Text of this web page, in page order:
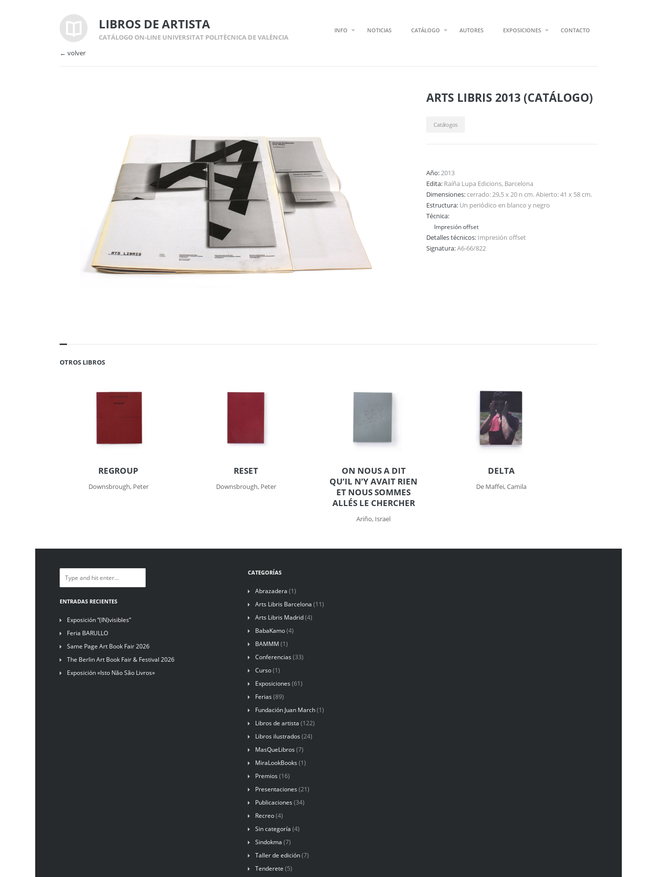
LIBROS DE ARTISTA
CATÁLOGO ON-LINE UNIVERSITAT POLITÈCNICA DE VALÈNCIA
INFO NOTICIAS CATÁLOGO AUTORES EXPOSICIONES CONTACTO
← volver
ARTS LIBRIS 2013 (CATÁLOGO)
Catálogos
Año:2013
Edita: Raíña Lupa Edicions, Barcelona
Dimensiones:cerrado: 29,5 x 20 n cm. Abierto: 41 x 58 cm.
Estructura: Un periódico en blanco y negro
Técnica:
Impresión offset
Detalles técnicos: Impresión offset
Signatura:A6-66/822
OTROS LIBROS
REGROUP
Downsbrough, Peter
RESET
Downsbrough, Peter
ON NOUS A DIT
QU’IL N’Y AVAIT RIEN
ET NOUS SOMMES
ALLÉS LE CHERCHER
Ariño, Israel
DELTA
De Maffei, Camila
ENTRADAS RECIENTES
Exposición “(IN)visibles”
Feria BARULLO
Same Page Art Book Fair 2026
The Berlin Art Book Fair & Festival 2026
Exposición «Isto Não São Livros»
CATEGORÍAS
Abrazadera (1)
Arts Libris Barcelona (11)
Arts Libris Madrid(4)
BabaKamo(4)
BAMMM (1)
Conferencias (33)
Curso(1)
Exposiciones (61)
Ferias (89)
Fundación Juan March(1)
Libros de artista (122)
Libros ilustrados (24)
MasQueLibros (7)
MiraLookBooks (1)
Premios (16)
Presentaciones (21)
Publicaciones (34)
Recreo(4)
Sin categoría (4)
Sindokma (7)
Taller de edición(7)
Tenderete (5)